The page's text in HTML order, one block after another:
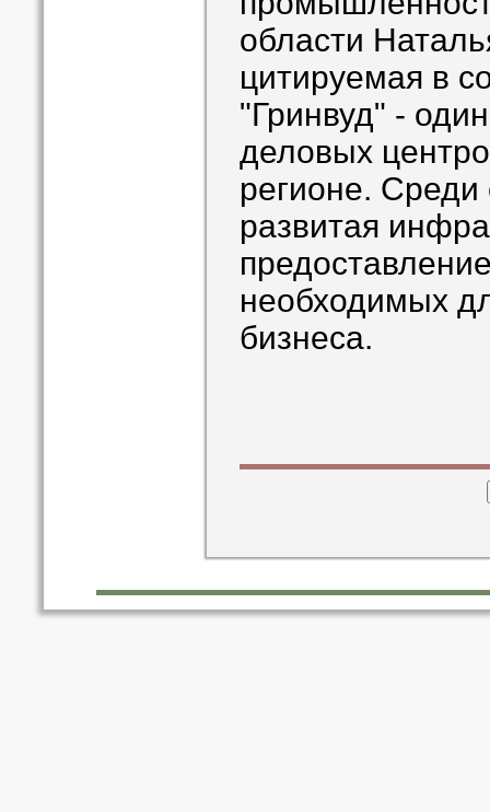
области
цитируемая в
"Гринвуд" -
деловых
регионе.
развитая
необходимых
бизнеса.